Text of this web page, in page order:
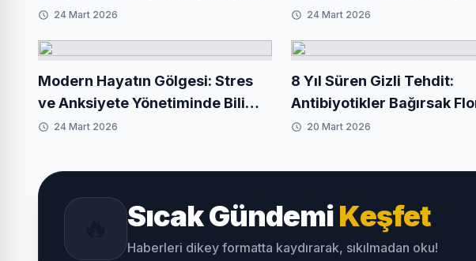
Bilim Destekli Stratejiler
24 Mart 2026
Değişiklikleriyle Mücadele
24 Mart 2026
Modern Hayatın Gölgesi: Stres
ve Anksiyete Yönetiminde Bilim
Destekli Yeni Yaklaşımlar
24 Mart 2026
8 Yıl Süren Gizli Tehdit:
Antibiyotikler Bağırsak
Kalıcı Olarak Değiştiriyor
20 Mart 2026
Sıcak GündemiKeşfet
Haberleri dikey formatta kaydırarak, sıkılmadan oku!